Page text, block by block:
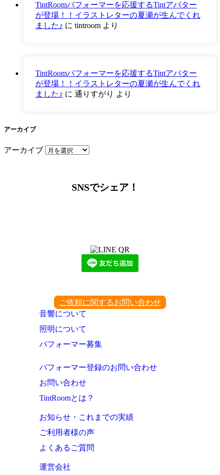
TintRoomパフォーマーを応援するTintアバター
が登場！！イラストレターの夏瀬が生んでくれ
ました♪ に tintroom より
TintRoomパフォーマーを応援するTintアバター
が登場！！イラストレターの夏瀬が生んでくれ
ました♪ に 通りすがり より
アーカイブ
アーカイブ
SNSでシェア！
ご依頼に関するお問い合わせ
音響について
照明について
パフォーマー募集
パフォーマー登録のお問い合わせ
お問い合わせ
TintRoomとは？
お知らせ・これまでの実績
ご利用者様の声
よくあるご質問
運営会社